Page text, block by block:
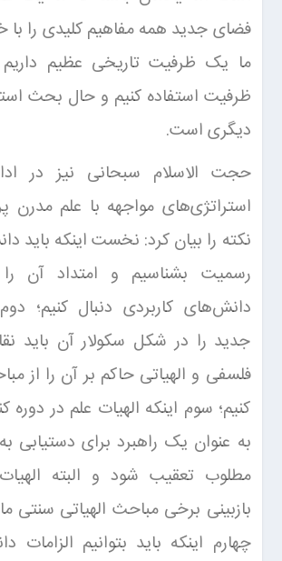
فضای جدید همه مفاهیم کلیدی را با
ما یک ظرفیت تاریخی عظیم داریم
ظرفیت استفاده کنیم و حال بحث
دیگری است.
حجت الاسلام سبحانی نیز در
استراتژی‌های مواجهه با علم مدرن
نکته را بیان کرد: نخست اینکه باید
رسمیت بشناسیم و امتداد آن
دانش‌های کاربردی دنبال کنیم؛
جدید را در شکل سکولار آن باید
فلسفی و الهیاتی حاکم بر آن را از
کنیم؛ سوم اینکه الهیات علم در دوره
به عنوان یک راهبرد برای دستیابی
مطلوب تعقیب شود و البته
بازبینی برخی مباحث الهیاتی سنتی
چهارم اینکه باید بتوانیم